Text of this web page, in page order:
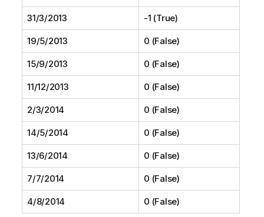
31/3/2013 -1 (True)
19/5/2013 0 (False)
15/9/2013 0 (False)
11/12/2013 0 (False)
2/3/2014 0 (False)
14/5/2014 0 (False)
13/6/2014 0 (False)
7/7/2014 0 (False)
4/8/2014 0 (False)